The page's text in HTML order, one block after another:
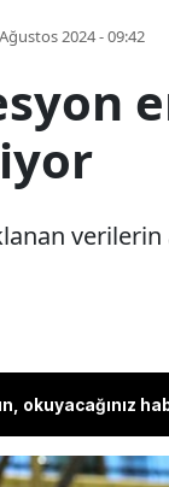
2024 - 09:42
okuyacağınız